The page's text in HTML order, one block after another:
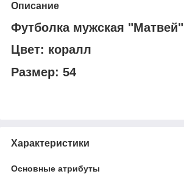
Описание
Футболка мужская "Матвей"
Цвет: коралл
Размер: 54
Характеристики
Основные атрибуты